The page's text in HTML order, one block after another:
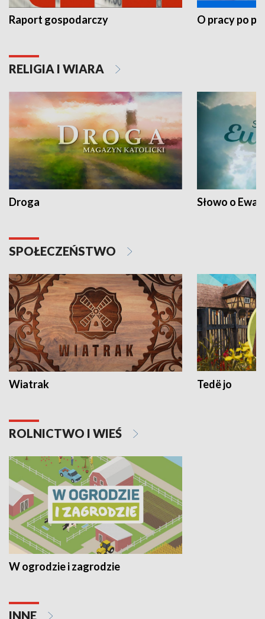
Raport gospodarczy O pracy po
RELIGIA I WIARA
Droga Słowo o
SPOŁECZEŃSTWO
Wiatrak Tedë jo
ROLNICTWO I WIEŚ
W ogrodzie i zagrodzie
INNE